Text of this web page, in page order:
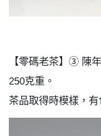
【零碼老茶】③ 陳
250克重。
茶品取得時模樣，有